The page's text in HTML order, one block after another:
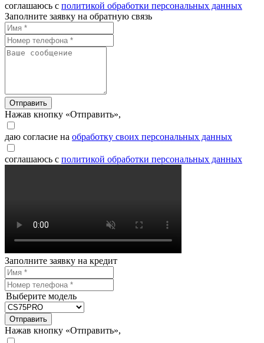
соглашаюсь с политикой обработки персональных данных
Заполните заявку на обратную связь
Отправить
Нажав кнопку «Отправить»,
даю согласие на обработку своих персональных данных
соглашаюсь с политикой обработки персональных данных
Заполните заявку на кредит
Выберите модель
Отправить
Нажав кнопку «Отправить»,